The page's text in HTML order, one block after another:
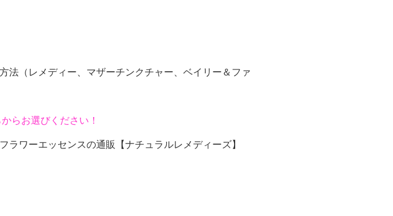
法（レメディー、マザーチンクチャー、ベイリー＆ファ
らお選びください！
ラワーエッセンスの通販【ナチュラルレメディーズ】